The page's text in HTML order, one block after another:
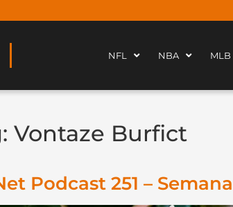
NFL NBA MLB
Vontaze Burfict
Podcast 251 –